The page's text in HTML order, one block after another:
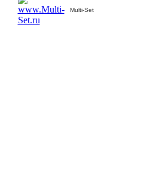
Multi-Set